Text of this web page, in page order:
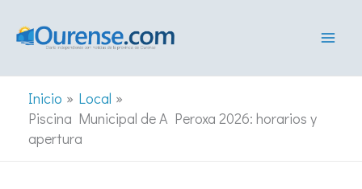
Inicio
Local
Piscina Municipal de A Peroxa 2026: horarios y
apertura